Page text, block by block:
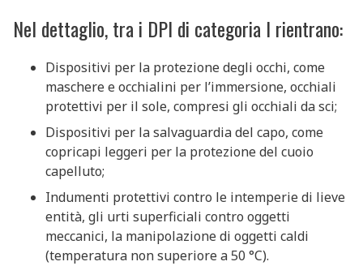
Nel dettaglio, tra i DPI di categoria I rientrano:
Dispositivi per la protezione degli occhi, come
maschere e occhialini per l’immersione, occhiali
protettivi per il sole, compresi gli occhiali da sci;
Dispositivi per la salvaguardia del capo, come
copricapi leggeri per la protezione del cuoio
capelluto;
Indumenti protettivi contro le intemperie di lieve
entità, gli urti superficiali contro oggetti
meccanici, la manipolazione di oggetti caldi
(temperatura non superiore a 50 °C).